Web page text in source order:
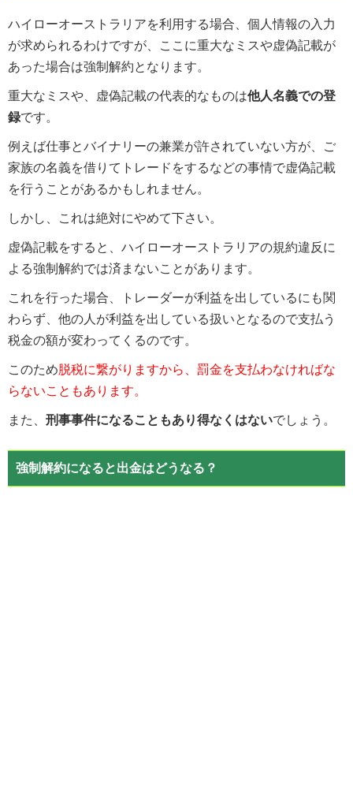
ハイローオーストラリアを利用する場合、個人情報の入力
が求められるわけですが、ここに重大なミスや虚偽記載が
あった場合は強制解約となります。
重大なミスや、虚偽記載の代表的なものは他人名義での登
録です。
例えば仕事とバイナリーの兼業が許されていない方が、ご
家族の名義を借りてトレードをするなどの事情で虚偽記載
を行うことがあるかもしれません。
しかし、これは絶対にやめて下さい。
虚偽記載をすると、ハイローオーストラリアの規約違反に
よる強制解約では済まないことがあります。
これを行った場合、トレーダーが利益を出しているにも関
わらず、他の人が利益を出している扱いとなるので支払う
税金の額が変わってくるのです。
このため脱税に繋がりますから、罰金を支払わなければな
らないこともあります。
また、 刑事事件になることもあり得なくはないでしょう。
強制解約になると出金はどうなる？